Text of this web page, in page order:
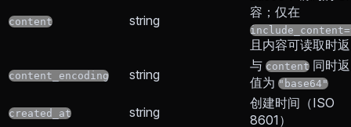
content string
容；仅在
且内容可读取时
content_encoding string
与 content 同时
值为 "base64"
created_at string
创建时间（ISO
8601）